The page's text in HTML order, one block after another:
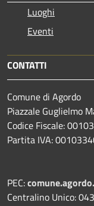
Luoghi
Eventi
CONTATTI
Comune di Agordo
Piazzale Guglielmo
Codice Fiscale:
Partita IVA:
PEC:
Centralino Unico: